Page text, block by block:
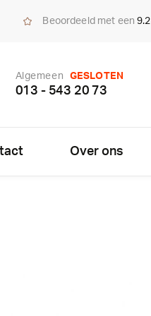
Beoordeeld met een9.2
Algemeen GESLOTEN
013 - 543 20 73
Over ons